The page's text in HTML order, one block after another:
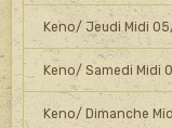
Keno/ Jeudi Midi
Keno/ Samedi Midi
Keno/ Dimanche